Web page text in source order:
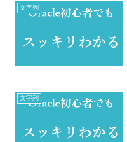
文字列
文字列